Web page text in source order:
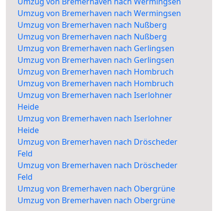
Umzug von Bremerhaven nach Wermingsen
Umzug von Bremerhaven nach Nußberg
Umzug von Bremerhaven nach Nußberg
Umzug von Bremerhaven nach Gerlingsen
Umzug von Bremerhaven nach Gerlingsen
Umzug von Bremerhaven nach Hombruch
Umzug von Bremerhaven nach Hombruch
Umzug von Bremerhaven nach Iserlohner
Heide
Umzug von Bremerhaven nach Iserlohner
Heide
Umzug von Bremerhaven nach Dröscheder
Feld
Umzug von Bremerhaven nach Dröscheder
Feld
Umzug von Bremerhaven nach Obergrüne
Umzug von Bremerhaven nach Obergrüne